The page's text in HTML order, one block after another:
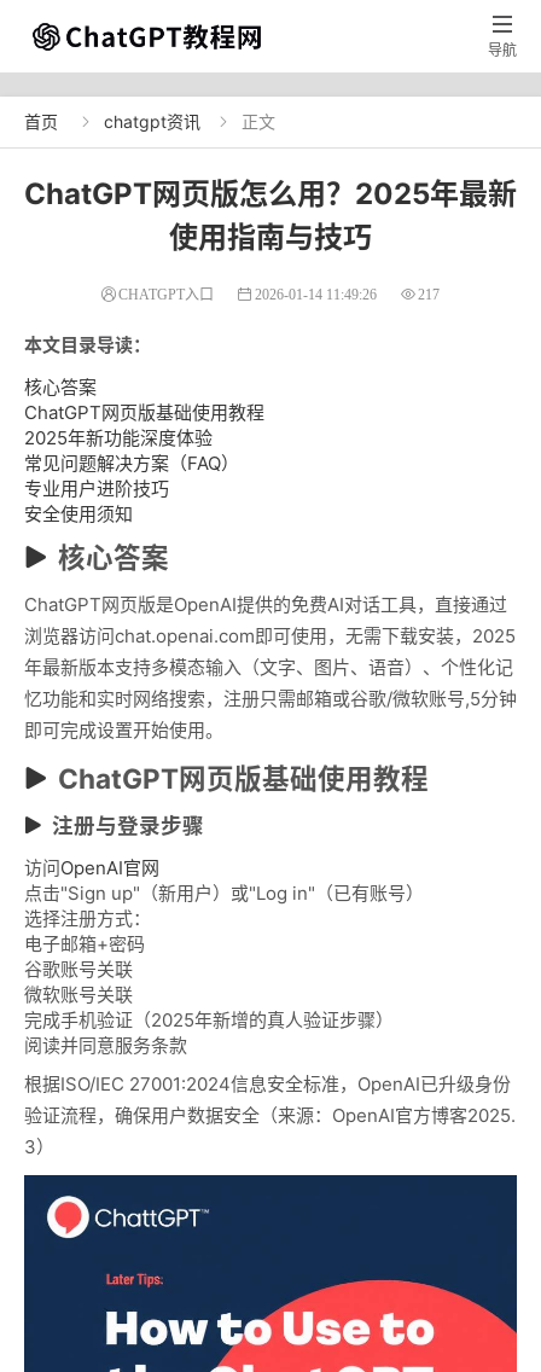

导航
首页  chatgpt资讯  正文
ChatGPT网页版怎么用？2025年最新
使用指南与技巧
CHATGPT入口 2026-01-14 11:49:26 217
本文目录导读：
核心答案
ChatGPT网页版基础使用教程
2025年新功能深度体验
常见问题解决方案（FAQ）
专业用户进阶技巧
安全使用须知
核心答案
ChatGPT网页版是OpenAI提供的免费AI对话工具，直接通过
浏览器访问chat.openai.com即可使用，无需下载安装，2025
年最新版本支持多模态输入（文字、图片、语音）、个性化记
忆功能和实时网络搜索，注册只需邮箱或谷歌/微软账号,5分钟
即可完成设置开始使用。
ChatGPT网页版基础使用教程
注册与登录步骤
访问OpenAI官网
点击"Sign up"（新用户）或"Log in"（已有账号）
选择注册方式：
电子邮箱+密码
谷歌账号关联
微软账号关联
完成手机验证（2025年新增的真人验证步骤）
阅读并同意服务条款
根据ISO/IEC 27001:2024信息安全标准，OpenAI已升级身份
验证流程，确保用户数据安全（来源：OpenAI官方博客2025.
3）